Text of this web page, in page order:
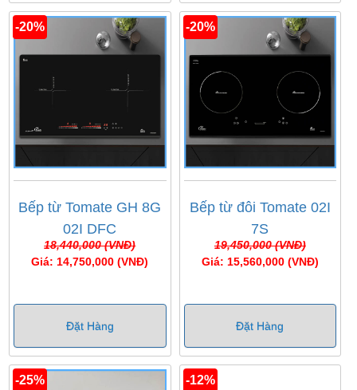
-20%
Bếp từ Tomate GH 8G
02I DFC
18,440,000 (VNĐ)
Giá: 14,750,000 (VNĐ)
Đặt Hàng
-20%
Bếp từ đôi Tomate 02I
7S
19,450,000 (VNĐ)
Giá: 15,560,000 (VNĐ)
Đặt Hàng
-25% -12%